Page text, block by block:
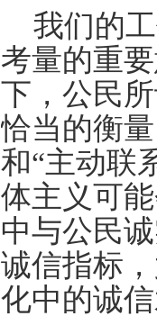
我们的
考量的重
下，公民
恰当的衡
和“主动联
体主义可
中与公民
诚信指标
化中的诚